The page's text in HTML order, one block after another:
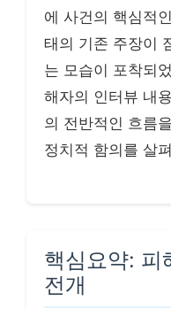
에 사건의 핵심적
태의 기존 주장이
는 모습이 포착되
해자의 인터뷰 내
의 전반적인 흐름
정치적 함의를 살
핵심요약: 피
전개